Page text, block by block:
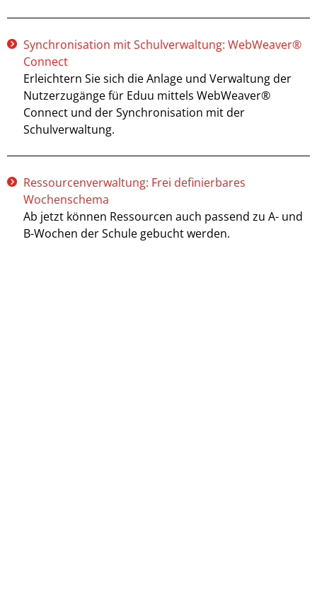
Synchronisation mit Schulverwaltung: WebWeaver®
Connect
Erleichtern Sie sich die Anlage und Verwaltung der
Nutzerzugänge für Eduu mittels WebWeaver®
Connect und der Synchronisation mit der
Schulverwaltung.
Ressourcenverwaltung: Frei definierbares
Wochenschema
Ab jetzt können Ressourcen auch passend zu A- und
B-Wochen der Schule gebucht werden.